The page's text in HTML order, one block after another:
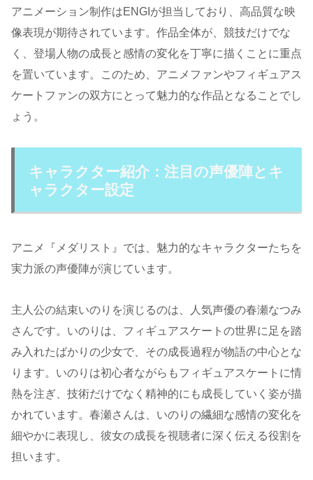
アニメーション制作はENGIが担当しており、高品質な映
像表現が期待されています。作品全体が、競技だけでな
く、登場人物の成長と感情の変化を丁寧に描くことに重点
を置いています。このため、アニメファンやフィギュアス
ケートファンの双方にとって魅力的な作品となることでし
ょう。
キャラクター紹介：注目の声優陣とキ
ャラクター設定
アニメ『メダリスト』では、魅力的なキャラクターたちを
実力派の声優陣が演じています。
主人公の結束いのりを演じるのは、人気声優の春瀬なつみ
さんです。いのりは、フィギュアスケートの世界に足を踏
み入れたばかりの少女で、その成長過程が物語の中心とな
ります。いのりは初心者ながらもフィギュアスケートに情
熱を注ぎ、技術だけでなく精神的にも成長していく姿が描
かれています。春瀬さんは、いのりの繊細な感情の変化を
細やかに表現し、彼女の成長を視聴者に深く伝える役割を
担います​。